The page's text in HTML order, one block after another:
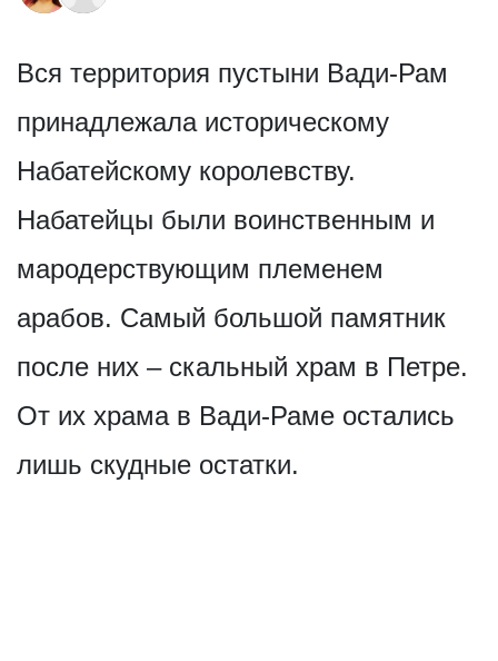
Вся территория пустыни Вади-Рам
принадлежала историческому
Набатейскому королевству.
Набатейцы были воинственным и
мародерствующим племенем
арабов. Самый большой памятник
после них – скальный храм в Петре.
От их храма в Вади-Раме остались
лишь скудные остатки.